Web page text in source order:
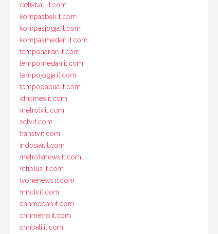
detikbali.it.com
kompasbali.it.com
kompasjogja.it.com
kompasmedan.it.com
tempoharian.it.com
tempomedan.it.com
tempojogja.it.com
tempopapua.it.com
idntimes.it.com
metrotv.it.com
sctv.it.com
transtv.it.com
indosiar.it.com
metrotvnews.it.com
rctiplus.it.com
tvonenews.it.com
mnctv.it.com
cnnmedan.it.com
cnnmetro.it.com
cnnbali.it.com